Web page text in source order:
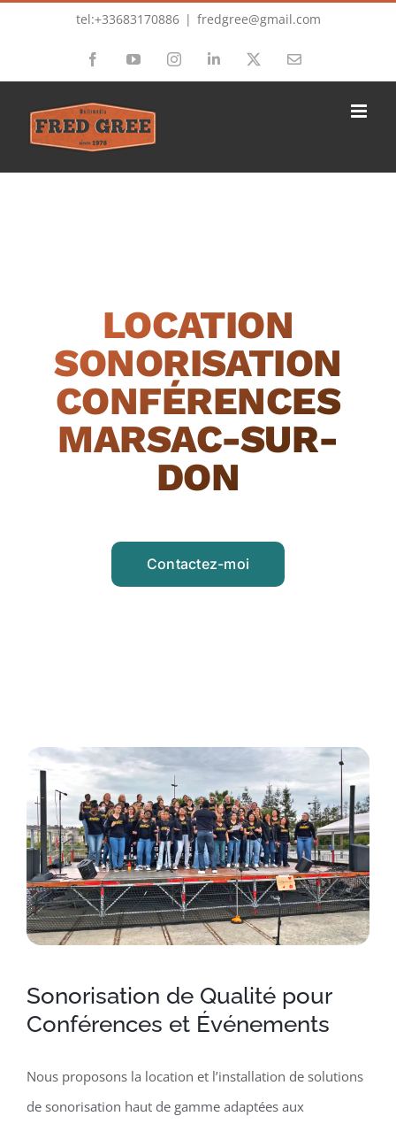
tel:+33683170886 | fredgree@gmail.com
FacebookYouTubeInstagramLinkedIn Email
LOCATION
SONORISATION
CONFÉRENCES
MARSAC-SUR-
DON
Contactez-moi
Sonorisation de Qualité pour
Conférences et Événements
Nous proposons la location et l’installation de solutions
de sonorisation haut de gamme adaptées aux